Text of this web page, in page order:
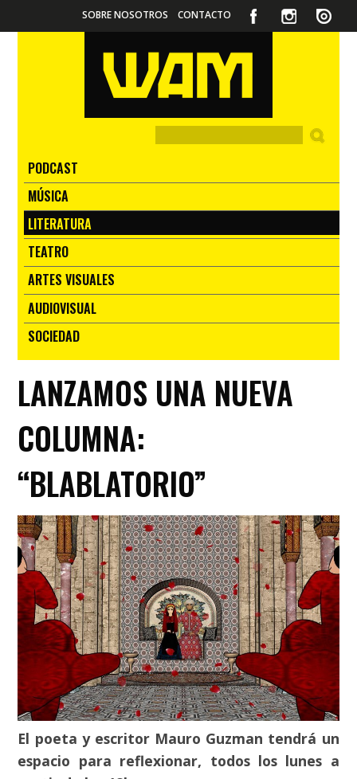
SOBRE NOSOTROS CONTACTO
PODCAST
MÚSICA
LITERATURA
TEATRO
ARTES VISUALES
AUDIOVISUAL
SOCIEDAD
LANZAMOS UNA NUEVA
COLUMNA:
“BLABLATORIO”
El poeta y escritor Mauro Guzman tendrá un
espacio para reflexionar, todos los lunes a